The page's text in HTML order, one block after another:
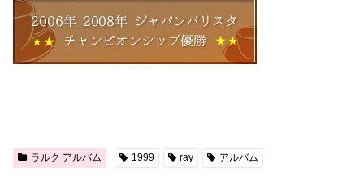
ラルク アルバム 1999 ray アルバム